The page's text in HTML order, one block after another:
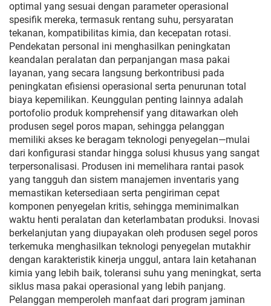
optimal yang sesuai dengan parameter operasional
spesifik mereka, termasuk rentang suhu, persyaratan
tekanan, kompatibilitas kimia, dan kecepatan rotasi.
Pendekatan personal ini menghasilkan peningkatan
keandalan peralatan dan perpanjangan masa pakai
layanan, yang secara langsung berkontribusi pada
peningkatan efisiensi operasional serta penurunan total
biaya kepemilikan. Keunggulan penting lainnya adalah
portofolio produk komprehensif yang ditawarkan oleh
produsen segel poros mapan, sehingga pelanggan
memiliki akses ke beragam teknologi penyegelan—mulai
dari konfigurasi standar hingga solusi khusus yang sangat
terpersonalisasi. Produsen ini memelihara rantai pasok
yang tangguh dan sistem manajemen inventaris yang
memastikan ketersediaan serta pengiriman cepat
komponen penyegelan kritis, sehingga meminimalkan
waktu henti peralatan dan keterlambatan produksi. Inovasi
berkelanjutan yang diupayakan oleh produsen segel poros
terkemuka menghasilkan teknologi penyegelan mutakhir
dengan karakteristik kinerja unggul, antara lain ketahanan
kimia yang lebih baik, toleransi suhu yang meningkat, serta
siklus masa pakai operasional yang lebih panjang.
Pelanggan memperoleh manfaat dari program jaminan